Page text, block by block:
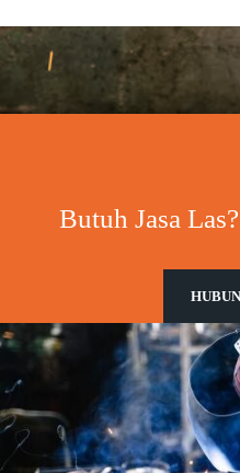
Butuh Jasa